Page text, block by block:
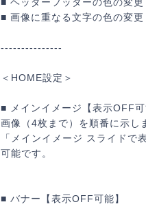
■ 画像に重なる文字の色の変更
---------------
＜HOME設定＞
■ メインイメージ【表示OFF可
画像（4枚まで）を順番に示し
「メインイメージ スライドで
可能です。
■ バナー【表示OFF可能】